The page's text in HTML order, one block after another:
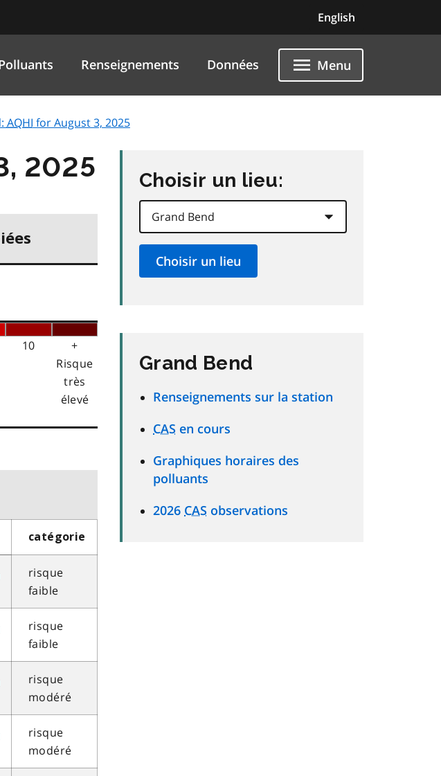
English
Renseignements Données Menu
AQHI for August 3, 2025
2025
10
+
Risque
très
élevé
catégorie
risque
faible
risque
faible
risque
modéré
risque
modéré
Choisir un lieu:
Grand Bend
Renseignements sur la station
CAS en cours
Graphiques horaires des
polluants
2026 CAS observations